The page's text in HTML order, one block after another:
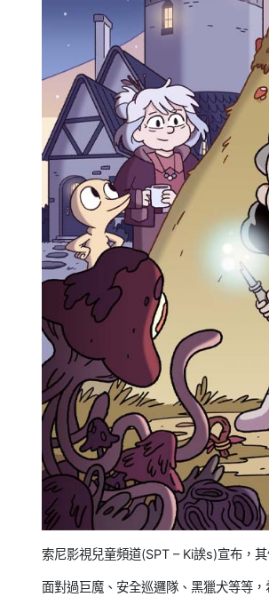
索尼影視兒童頻道(SPT – Ki誒s)宣布，
面對過巨魔、安全巡邏隊、黑獵犬等等